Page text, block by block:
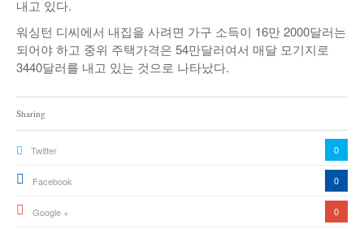
내고 있다.
워싱턴 디씨에서 내집을 사려면 가구 소득이 16만 2000달러는
되어야 하고 중위 주택가격은 54만달러여서 매달 모기지로
3440달러를 내고 있는 것으로 나타났다.
Sharing
Twitter 0
Facebook 0
Google + 0